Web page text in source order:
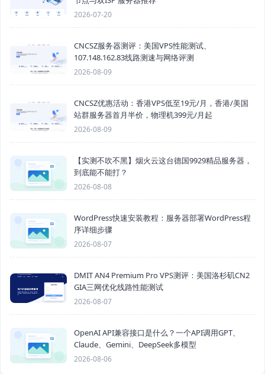
2026-07-20
CNCSZ服务器测评：美国VPS性能测试、
107.148.162.83线路测速与网络评测
2026-08-09
CNCSZ优惠活动：香港VPS低至19元/月，香港/美国
站群服务器首月半价，物理机399元/月起
2026-08-09
【实测不吹不黑】烟火云这台德国9929精品服务器，
到底能不能打？
2026-08-08
WordPress快速安装教程：服务器部署WordPress程
序详细步骤
2026-08-07
DMIT AN4 Premium Pro VPS测评：美国洛杉矶CN2
GIA三网优化线路性能测试
2026-08-07
OpenAI API兼容接口是什么？一个API调用GPT、
Claude、Gemini、DeepSeek多模型
2026-08-06